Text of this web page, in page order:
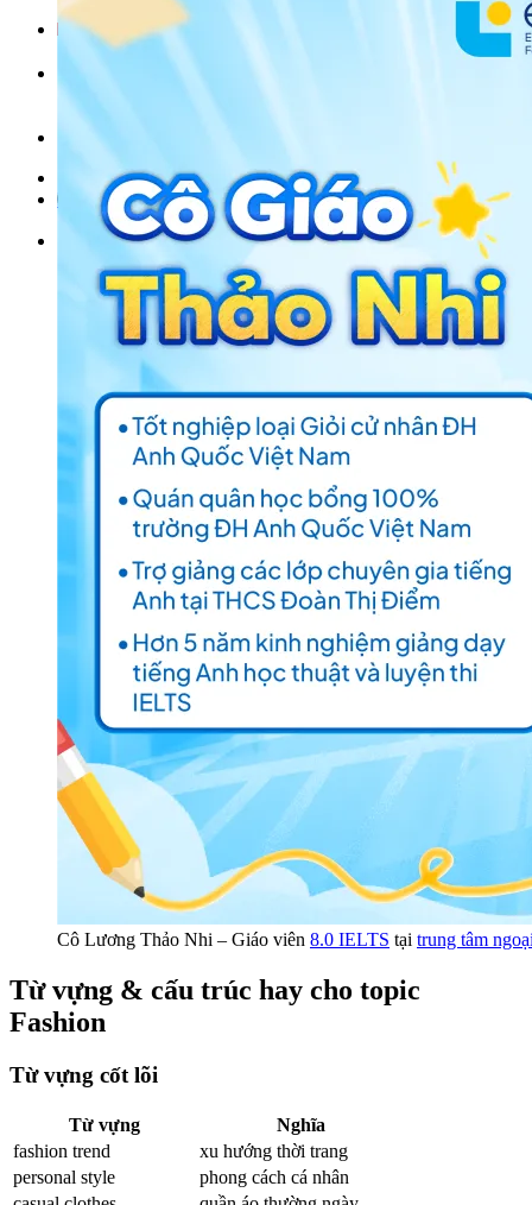
VI
EN
Đặt lịch / Tư vấn
Tìm kiếm:
Cô Lương Thảo Nhi – Giáo viên 8.0 IELTS tại trung tâm
Từ vựng & cấu trúc hay cho topic
Fashion
Từ vựng cốt lõi
Từ vựng
Nghĩa
fashion trend
xu hướng thời trang
personal style
phong cách cá nhân